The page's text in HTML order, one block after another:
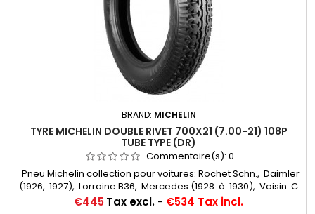
BRAND: MICHELIN
TYRE MICHELIN DOUBLE RIVET 700X21 (7.00-21) 108P
TUBE TYPE (DR)
Commentaire(s): 0
Pneu Michelin collection pour voitures: Rochet Schn., Daimler
(1926, 1927), Lorraine B36, Mercedes (1928 à 1930), Voisin C
12, Cadillac 314 Chambres à air conseillées: 19/20 H RET
Price
€445Tax excl. - €534 Tax incl.